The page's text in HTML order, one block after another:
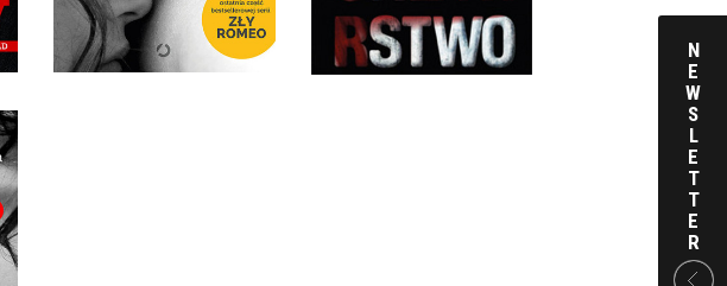
36,90 ZŁ 39,90 ZŁ
N
E
W
S
L
E
T
T
E
R